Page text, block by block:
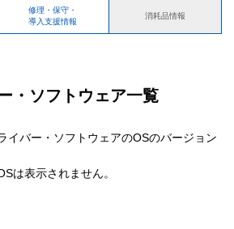
修理・保守・
導入支援情報
消耗品情報
・ソフトウェア一覧
イバー・ソフトウェアのOSのバージョン
は表示されません。